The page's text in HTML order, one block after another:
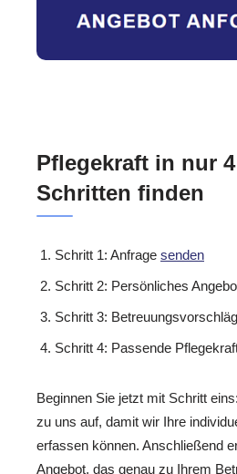
Pflegekraft in nur
Schritten finden
Schritt 1: Anfrage senden
Schritt 2: Persönliches
Schritt 3:
Schritt 4: Passende
Beginnen Sie jetzt mit Schritt
zu uns auf, damit wir Ihre
erfassen können. Anschließend
Angebot, das genau zu Ihrem